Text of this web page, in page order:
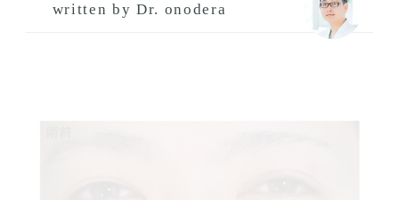
written by Dr. onodera